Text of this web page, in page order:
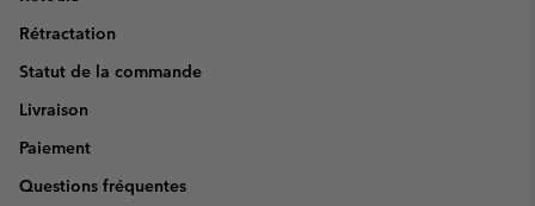
Rétractation
Statut de la commande
Livraison
Paiement
Questions fréquentes